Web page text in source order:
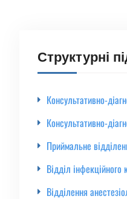
Структурні
Консультативно-
Консультативно-
Приймальне
Відділ інфекційного
Відділення